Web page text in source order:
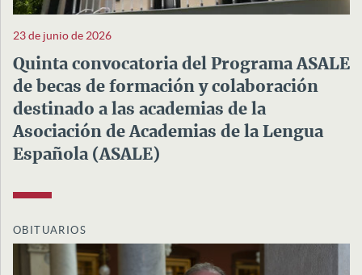
23 de junio de 2026
Quinta convocatoria del Programa ASALE
de becas de formación y colaboración
destinado a las academias de la
Asociación de Academias de la Lengua
Española (ASALE)
OBITUARIOS